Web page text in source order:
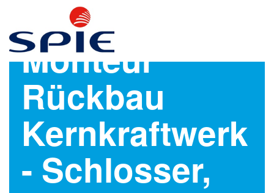
Monteur
Rückbau
Kernkraftwerk
- Schlosser,